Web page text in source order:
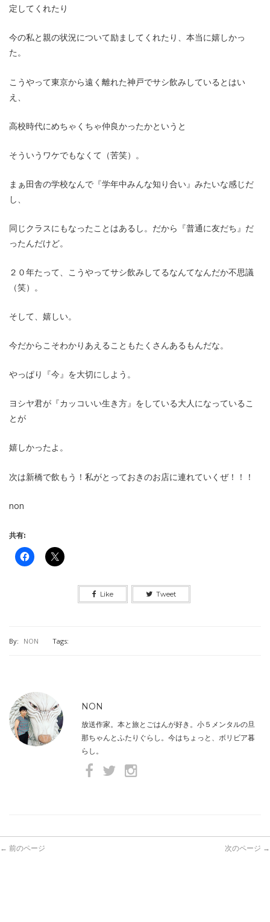
定してくれたり
今の私と親の状況について励ましてくれたり、本当に嬉しかっ
た。
こうやって東京から遠く離れた神戸でサシ飲みしているとはい
え、
高校時代にめちゃくちゃ仲良かったかというと
そういうワケでもなくて（苦笑）。
まぁ田舎の学校なんで『学年中みんな知り合い』みたいな感じだ
し、
同じクラスにもなったことはあるし。だから『普通に友だち』だ
ったんだけど。
２０年たって、こうやってサシ飲みしてるなんてなんだか不思議
（笑）。
そして、嬉しい。
今だからこそわかりあえることもたくさんあるもんだな。
やっぱり『今』を大切にしよう。
ヨシヤ君が『カッコいい生き方』をしている大人になっているこ
とが
嬉しかったよ。
次は新橋で飲もう！私がとっておきのお店に連れていくぜ！！！
non
共有:
Like Tweet
By: NON Tags:
NON
放送作家。本と旅とごはんが好き。小５メンタルの旦
那ちゃんとふたりぐらし。今はちょっと、ボリビア暮
らし。
← 前のページ 次のページ →